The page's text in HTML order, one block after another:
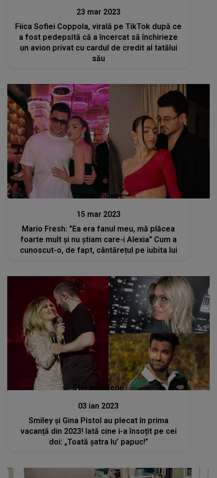
23 mar 2023
Fiica Sofiei Coppola, virală pe TikTok după ce
a fost pedepsită că a încercat să închirieze
un avion privat cu cardul de credit al tatălui
său
Stiri mondene
15 mar 2023
Mario Fresh: "Ea era fanul meu, mă plăcea
foarte mult și nu știam care-i Alexia" Cum a
cunoscut-o, de fapt, cântărețul pe iubita lui
Stiri mondene
03 ian 2023
Smiley și Gina Pistol au plecat în prima
vacanță din 2023! Iată cine i-a însoțit pe cei
doi: „Toată șatra lu’ papuc!”